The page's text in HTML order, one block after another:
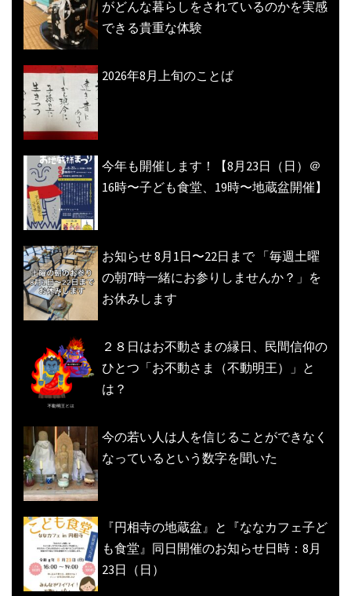
がどんな暮らしをされているのかを実感
できる貴重な体験
2026年8月上旬のことば
今年も開催します！【8月23日（日）＠
16時〜子ども食堂、19時〜地蔵盆開催】
お知らせ 8月1日〜22日まで 「毎週土曜
の朝7時一緒にお参りしませんか？」を
お休みします
２８日はお不動さまの縁日、民間信仰の
ひとつ「お不動さま（不動明王）」と
は？
今の若い人は人を信じることができなく
なっているという数字を聞いた
『円相寺の地蔵盆』と『ななカフェ子ど
も食堂』同日開催のお知らせ日時：8月
23日（日）